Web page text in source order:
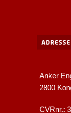
ADRESSE
Anker
2800
CVRnr.: